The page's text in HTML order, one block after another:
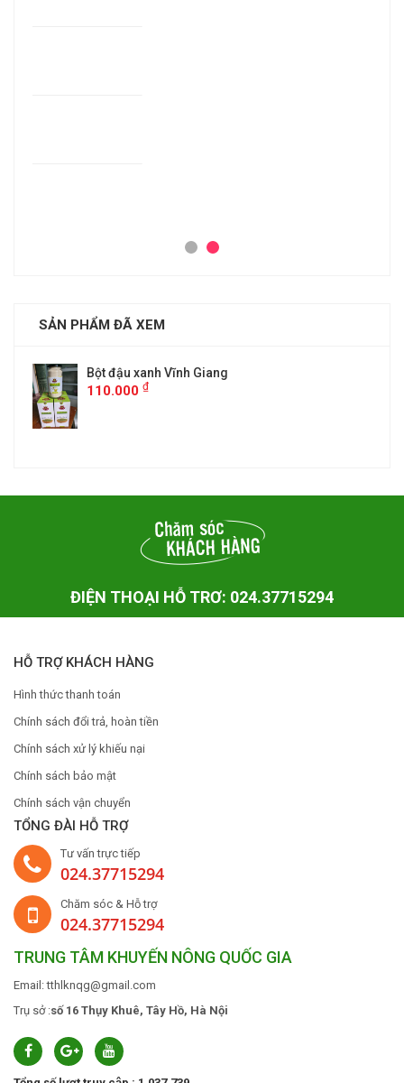
SẢN PHẨM ĐÃ XEM
Bột đậu xanh Vĩnh Giang
110.000 ₫
ĐIỆN THOẠI HỖ TRƠ: 024.37715294
HỖ TRỢ KHÁCH HÀNG
Hình thức thanh toán
Chính sách đổi trả, hoàn tiền
Chính sách xử lý khiếu nại
Chính sách bảo mật
Chính sách vận chuyển
TỔNG ĐÀI HỖ TRỢ
Tư vấn trực tiếp
024.37715294
Chăm sóc & Hỗ trợ
024.37715294
TRUNG TÂM KHUYẾN NÔNG QUỐC GIA
Email: tthlknqg@gmail.com
Trụ sở :số 16 Thụy Khuê, Tây Hồ, Hà Nội